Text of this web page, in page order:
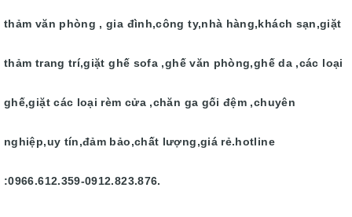
thảm văn phòng , gia đình,công ty,nhà hàng,khách sạn,giặt
thảm trang trí,giặt ghế sofa ,ghế văn phòng,ghế da ,các loại
ghế,giặt các loại rèm cửa ,chăn ga gối đệm ,chuyên
nghiệp,uy tín,đảm bảo,chất lượng,giá rẻ.hotline
:0966.612.359-0912.823.876.